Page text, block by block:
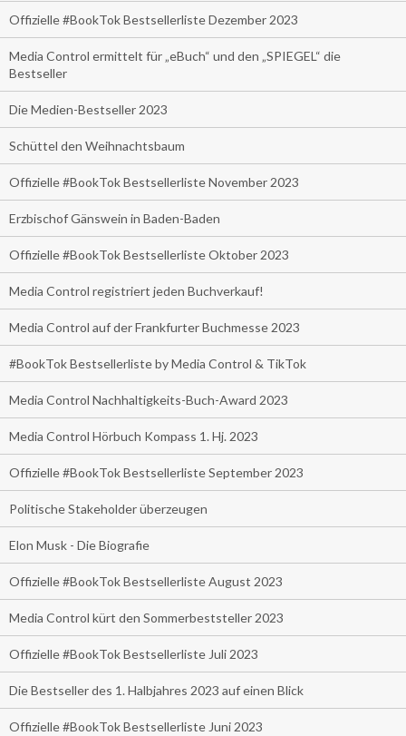
Offizielle #BookTok Bestsellerliste Dezember 2023
Media Control ermittelt für „eBuch“ und den „SPIEGEL“ die
Bestseller
Die Medien-Bestseller 2023
Schüttel den Weihnachtsbaum
Offizielle #BookTok Bestsellerliste November 2023
Erzbischof Gänswein in Baden-Baden
Offizielle #BookTok Bestsellerliste Oktober 2023
Media Control registriert jeden Buchverkauf!
Media Control auf der Frankfurter Buchmesse 2023
#BookTok Bestsellerliste by Media Control & TikTok
Media Control Nachhaltigkeits-Buch-Award 2023
Media Control Hörbuch Kompass 1. Hj. 2023
Offizielle #BookTok Bestsellerliste September 2023
Politische Stakeholder überzeugen
Elon Musk - Die Biografie
Offizielle #BookTok Bestsellerliste August 2023
Media Control kürt den Sommerbeststeller 2023
Offizielle #BookTok Bestsellerliste Juli 2023
Die Bestseller des 1. Halbjahres 2023 auf einen Blick
Offizielle #BookTok Bestsellerliste Juni 2023